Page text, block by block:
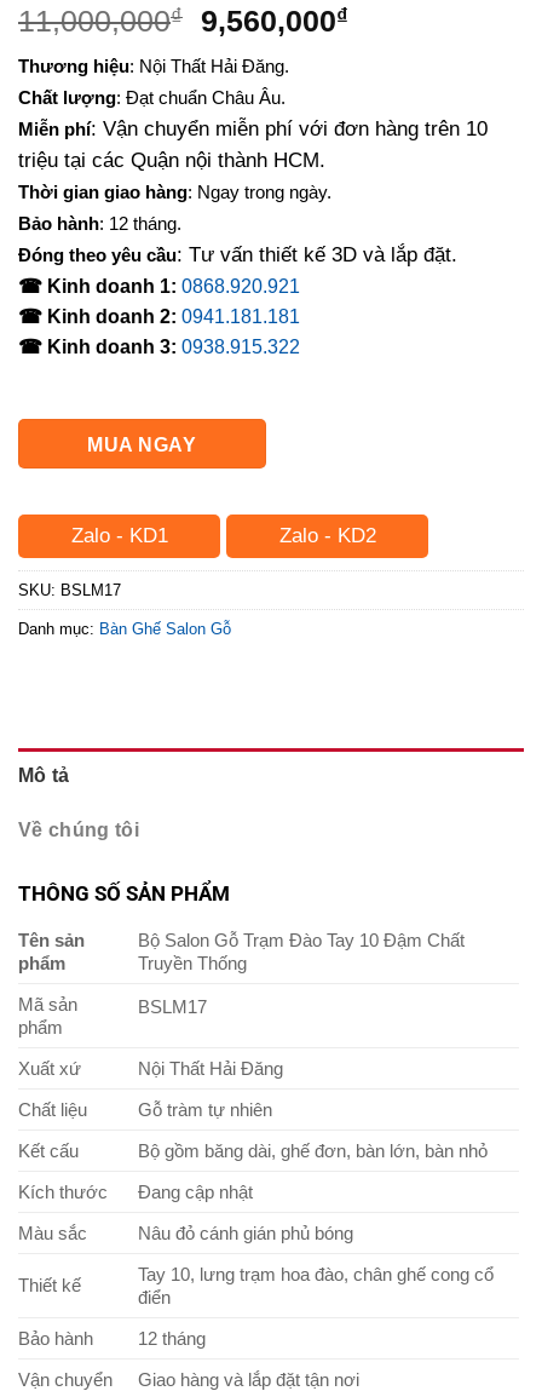
11,000,000₫
Giá
gốc
là:
11,000,000₫.
9,560,000₫Giá
9,560,000₫.
Thương hiệu: Nội Thất Hải Đăng.
Chất lượng: Đạt chuẩn Châu Âu.
Miễn phí: Vận chuyển miễn phí với đơn hàng trên 10
triệu tại các Quận nội thành HCM.
Thời gian giao hàng: Ngay trong ngày.
Bảo hành: 12 tháng.
Đóng theo yêu cầu: Tư vấn thiết kế 3D và lắp đặt.
☎ Kinh doanh 1: 0868.920.921
☎ Kinh doanh 2: 0941.181.181
☎ Kinh doanh 3: 0938.915.322
MUA NGAY
Zalo - KD1 Zalo - KD2
SKU: BSLM17
Danh mục: Bàn Ghế Salon Gỗ
Mô tả
Về chúng tôi
THÔNG SỐ SẢN PHẨM
Tên sản
phẩm
Bộ Salon Gỗ Trạm Đào Tay 10 Đậm Chất
Truyền Thống
Mã sản
phẩm
BSLM17
Xuất xứ
Nội Thất Hải Đăng
Chất liệu
Gỗ tràm tự nhiên
Kết cấu
Bộ gồm băng dài, ghế đơn, bàn lớn, bàn nhỏ
Kích thước
Đang cập nhật
Màu sắc
Nâu đỏ cánh gián phủ bóng
Thiết kế
Tay 10, lưng trạm hoa đào, chân ghế cong cổ
điển
Bảo hành
12 tháng
Vận chuyển
Giao hàng và lắp đặt tận nơi